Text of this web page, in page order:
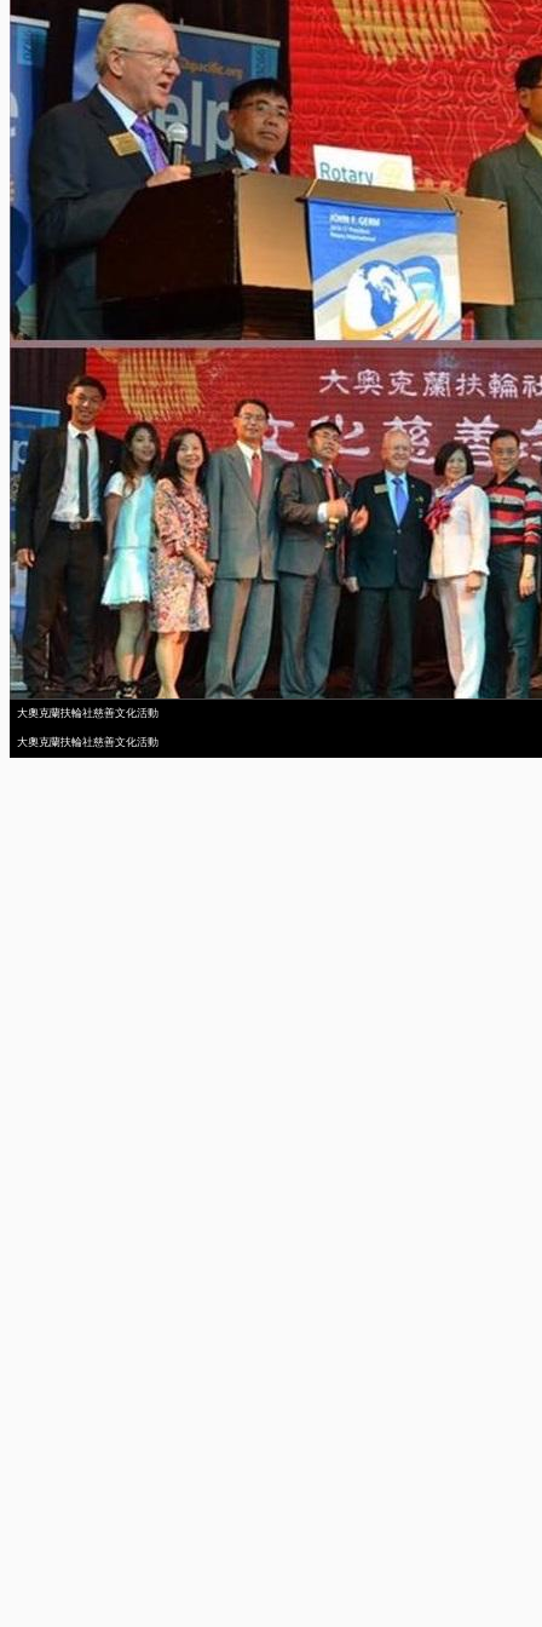
大奧克蘭扶輪社慈善文化活動
大奧克蘭扶輪社慈善文化活動